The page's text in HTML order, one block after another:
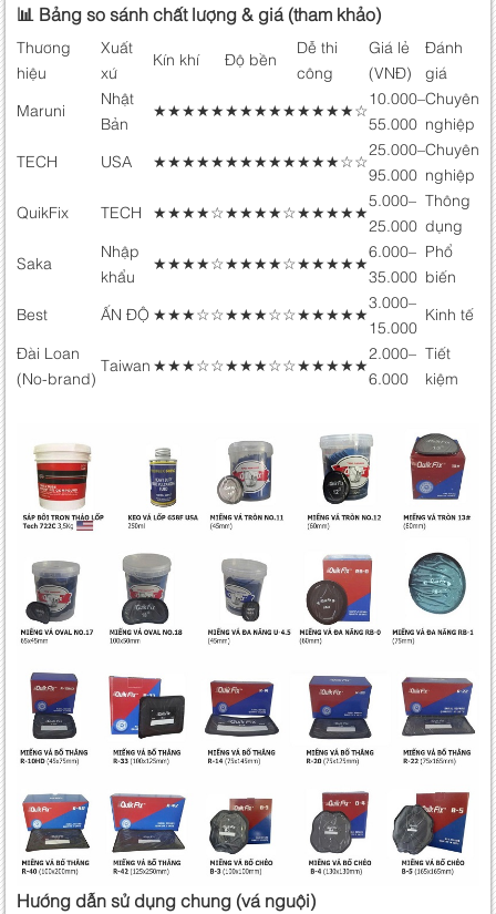
📊 Bảng so sánh chất lượng & giá (tham khảo)
Thương
hiệu
Xuất
xứ
Kín khí Độ bền
Dễ thi
công
Giá lẻ
(VNĐ)
Đánh
giá
Maruni
Nhật
Bản
★★★★★★★★★★★★★★☆
10.000–
55.000
Chuyên
nghiệp
TECH
USA ★★★★★★★★★★★★★☆☆
25.000–
95.000
Chuyên
nghiệp
QuikFix
TECH ★★★★☆★★★★☆★★★★★
5.000–
25.000
Thông
dụng
Saka
Nhập
khẩu
★★★★☆★★★★☆★★★★★
6.000–
35.000
Phổ
biến
Best
ẤN ĐỘ ★★★☆☆★★★☆☆★★★★★
3.000–
15.000
Kinh tế
Đài Loan
(No-brand)
Taiwan ★★★☆☆★★★☆☆★★★★★
2.000–
6.000
Tiết
kiệm
Hướng dẫn sử dụng chung (vá nguội)